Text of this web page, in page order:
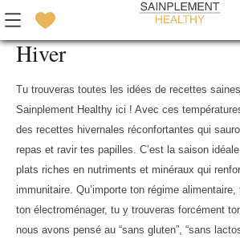
Hiver
Tu trouveras toutes les idées de recettes
Sainplement Healthy ici ! Avec ces
des recettes hivernales réconfortantes qui
repas et ravir tes papilles. C’est la saison
plats riches en nutriments et minéraux qui
immunitaire. Qu’importe ton régime
ton électroménager, tu y trouveras forcément
nous avons pensé au “sans gluten”, “sans